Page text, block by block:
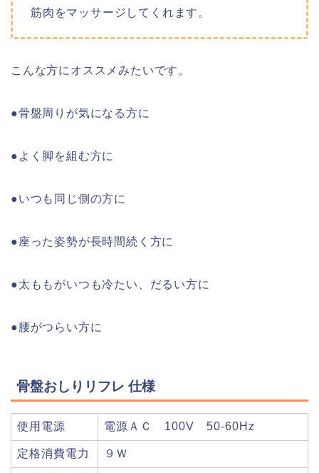
筋肉をマッサージしてくれます。
こんな方にオススメみたいです。
●骨盤周りが気になる方に
●よく脚を組む方に
●いつも同じ側の方に
●座った姿勢が長時間続く方に
●太ももがいつも冷たい、だるい方に
●腰がつらい方に
骨盤おしりリフレ 仕様
使用電源 電源ＡＣ 100V 50-60Hz
定格消費電力 ９Ｗ